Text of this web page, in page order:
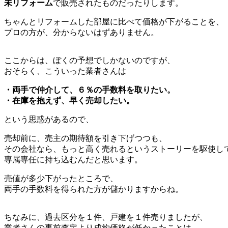
未リフォームで販売されたものだったりします。
ちゃんとリフォームした部屋に比べて価格が下がることを、
プロの方が、分からないはずありません。
ここからは、ぼくの予想でしかないのですが、
おそらく、こういった業者さんは
・両手で仲介して、６％の手数料を取りたい。
・在庫を抱えず、早く売却したい。
という思惑があるので、
売却前に、売主の期待額を引き下げつつも、
その会社なら、もっと高く売れるというストーリーを駆使し
専属専任に持ち込むんだと思います。
売値が多少下がったところで、
両手の手数料を得られた方が儲かりますからね。
ちなみに、過去区分を１件、戸建を１件売りましたが、